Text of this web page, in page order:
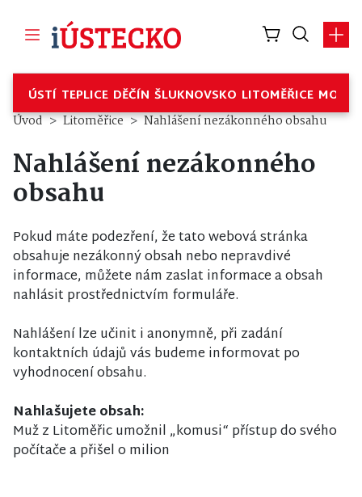
ÚSTÍ TEPLICE DĚČÍN ŠLUKNOVSKO LITOMĚŘICE
Úvod Litoměřice Nahlášení nezákonného obsahu
Nahlášení nezákonného
obsahu
Pokud máte podezření, že tato webová stránka
obsahuje nezákonný obsah nebo nepravdivé
informace, můžete nám zaslat informace a obsah
nahlásit prostřednictvím formuláře.
Nahlášení lze učinit i anonymně, při zadání
kontaktních údajů vás budeme informovat po
vyhodnocení obsahu.
Nahlašujete obsah:
Muž z Litoměřic umožnil „komusi“ přístup do svého
počítače a přišel o milion